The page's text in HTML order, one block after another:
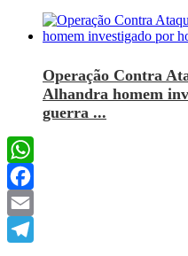
Operação Contra
Alhandra homem
guerra ...
WhatsApp
Facebook
Email